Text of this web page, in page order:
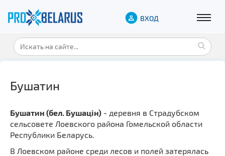
ВХОД
Бушатин
Бушатин (бел. Бушацін) - деревня в Страдубском
сельсовете Лоевского района Гомельской области
Республики Беларусь.
В Лоевском районе среди лесов и полей затерялась